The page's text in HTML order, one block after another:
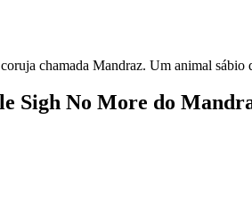
chamada Mandraz. Um animal
Sigh No More do